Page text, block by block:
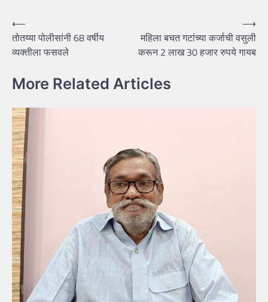
Post
navigation
⟵
तोतय्या पोलीसांनी 68 वर्षीय
व्यक्तीला फसवले
महिला बचत गटांच्या कर्जाची वसुली
करून 2 लाख 30 हजार रुपये गायब
⟶
More Related Articles